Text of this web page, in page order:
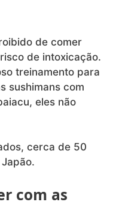
de comer
de intoxicação.
treinamento para
sushimans com
eles não
cerca de 50
com as